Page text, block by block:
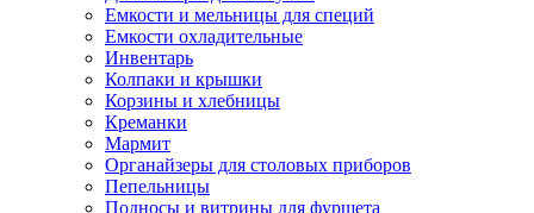
Емкости и мельницы для специй
Емкости охладительные
Инвентарь
Колпаки и крышки
Корзины и хлебницы
Креманки
Мармит
Органайзеры для столовых приборов
Пепельницы
Подносы и витрины для фуршета